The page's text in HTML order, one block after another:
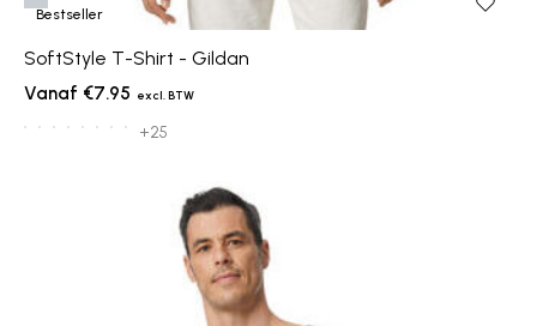
Bestseller
SoftStyle T-Shirt - Gildan
€7.95
+25